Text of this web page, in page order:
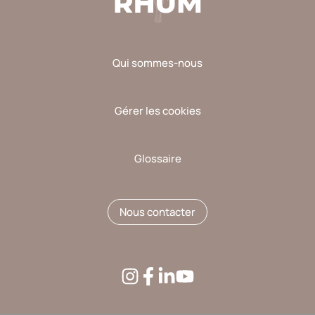
Qui sommes-nous
Gérer les cookies
Glossaire
Nous contacter